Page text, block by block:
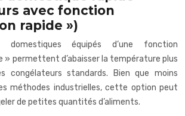
avec fonction
rapide »)
domestiques équipés d’une fonction
» permettent d’abaisser la température plus
congélateurs standards. Bien que moins
méthodes industrielles, cette option peut
de petites quantités d’aliments.